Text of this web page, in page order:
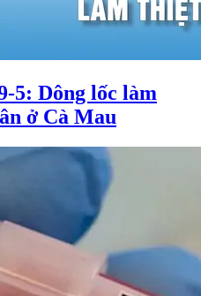
5: Dông lốc làm
ở Cà Mau